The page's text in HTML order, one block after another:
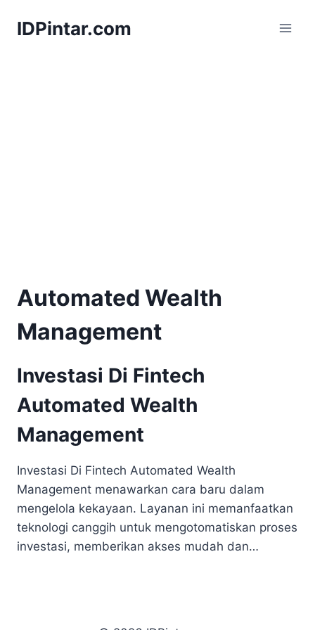
IDPintar.com
Automated Wealth
Management
Investasi Di Fintech
Automated Wealth
Management
Investasi Di Fintech Automated Wealth
Management menawarkan cara baru dalam
mengelola kekayaan. Layanan ini memanfaatkan
teknologi canggih untuk mengotomatiskan proses
investasi, memberikan akses mudah dan…